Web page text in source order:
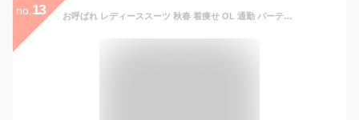
no. 13 お呼ばれ レディーススーツ 秋春 着痩せ OL 通勤 パーティードレス エレガントフォーマル 卒業式 結婚式 二次会 上品 女性 20代30代 大人 きれいめ 春秋 長袖 セットアップ カジュアル 2色選択可！リクルートスーツ ブラック/グレー 細身テーラードジャケットロングパンツ